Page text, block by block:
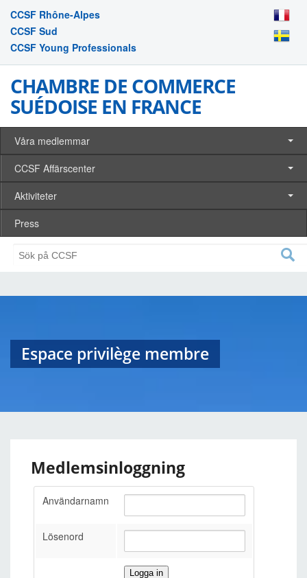
CCSF Rhône-Alpes
CCSF Sud
CCSF Young Professionals
CHAMBRE DE COMMERCE
SUÉDOISE EN FRANCE
Våra medlemmar
CCSF Affärscenter
Aktiviteter
Press
Espace privilège membre
Medlemsinloggning
Användarnamn
Lösenord